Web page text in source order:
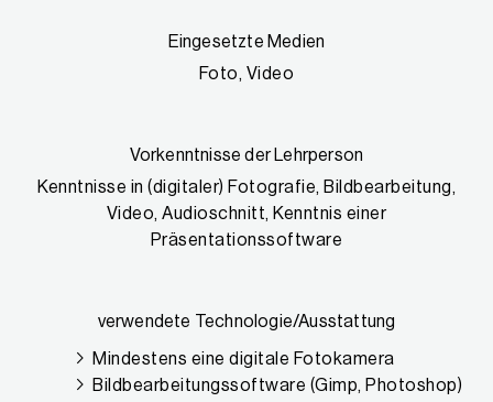
Eingesetzte Medien
Foto, Video
Vorkenntnisse der Lehrperson
Kenntnisse in (digitaler) Fotografie, Bildbearbeitung,
Video, Audioschnitt, Kenntnis einer
Präsentationssoftware
verwendete Technologie/Ausstattung
Mindestens eine digitale Fotokamera
Bildbearbeitungssoftware (Gimp, Photoshop)